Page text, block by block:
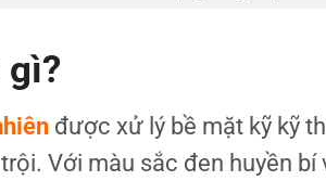
gì?
được xử lý bề mặt kỹ kỹ
Với màu sắc đen huyền